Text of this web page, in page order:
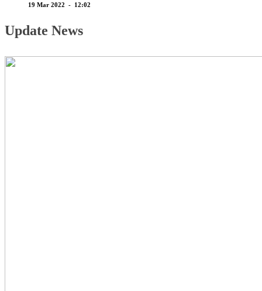
19 Mar 2022 - 12:02
Update News